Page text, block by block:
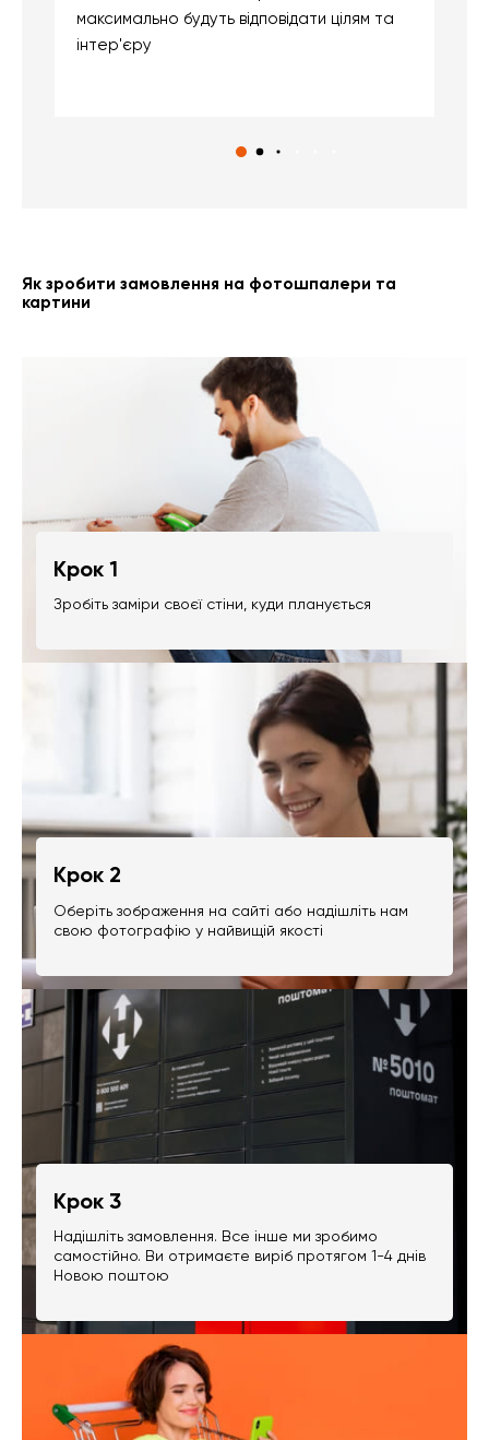
максимально будуть відповідати цілям та
інтер'єру
Як зробити замовлення на фотошпалери та
картини
Крок 1
Зробіть заміри своєї стіни, куди планується
Крок 2
Оберіть зображення на сайті або надішліть нам
свою фотографію у найвищій якості
Крок 3
Надішліть замовлення. Все інше ми зробимо
самостійно. Ви отримаєте виріб протягом 1-4 днів
Новою поштою